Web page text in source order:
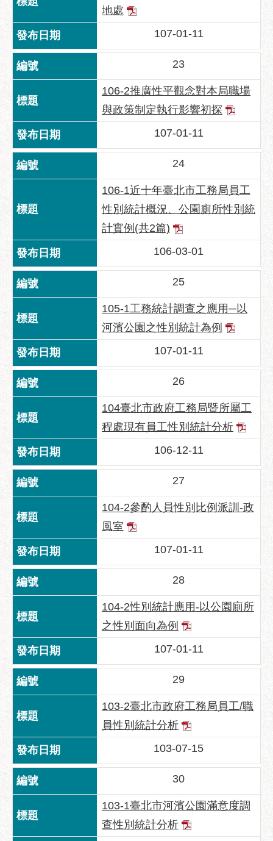
蹟
影
音
專
區
性
主
流
化
性
擾
廉
政
園
地
便
民
服
務
道
挖
資
訊
聯
合
發
中
心
獎
勵
補
助
專
區
網
站
導
覽
回
首
頁
English
台
北
地處
107-01-11
23
106-2推廣性平觀念對本局職場
與政策制定執行影響初探
107-01-11
24
106-1近十年臺北市工務局員工
性別統計概況、公園廁所性別統
計實例(共2篇)
106-03-01
25
105-1工務統計調查之應用─以
河濱公園之性別統計為例
107-01-11
26
104臺北市政府工務局暨所屬工
程處現有員工性別統計分析
106-12-11
27
104-2參酌人員性別比例派訓-政
風室
107-01-11
28
104-2性別統計應用-以公園廁所
之性別面向為例
107-01-11
29
103-2臺北市政府工務局員工/職
員性別統計分析
103-07-15
30
103-1臺北市河濱公園滿意度調
查性別統計分析